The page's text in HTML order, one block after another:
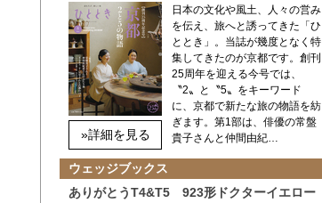
»詳細を見る
日本の文化や風土、人々の営み
を伝え、旅へと誘ってきた「ひ
ととき」。当誌が幾度となく特
集してきたのが京都です。創刊
25周年を迎える今号では、
〝2〟と〝5〟をキーワード
に、京都で新たな旅の物語を紡
ぎます。第1部は、俳優の常盤
貴子さんと仲間由紀…
ウェッジブックス
ありがとうT4&T5 923形ドクターイエロー